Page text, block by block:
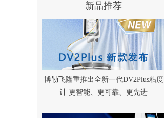
新品推荐
博勒飞隆重推出全新一代DV2Plus粘度
计 更智能、更可靠、更先进